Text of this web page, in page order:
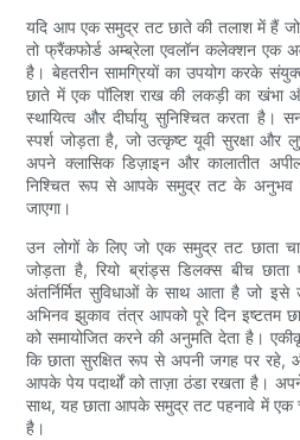
यदि आप एक समुद्र तट छाते की तलाश में हैं जो
तो फ्रैंकफोर्ड अम्ब्रेला एवलॉन कलेक्शन एक
है। बेहतरीन सामग्रियों का उपयोग करके
छाते में एक पॉलिश राख की लकड़ी का
स्थायित्व और दीर्घायु सुनिश्चित करता है।
स्पर्श जोड़ता है, जो उत्कृष्ट यूवी सुरक्षा और
अपने क्लासिक डिज़ाइन और कालातीत
निश्चित रूप से आपके समुद्र तट के अनुभव
जाएगा।
उन लोगों के लिए जो एक समुद्र तट छाता
जोड़ता है, रियो ब्रांड्स डिलक्स बीच
अंतर्निर्मित सुविधाओं के साथ आता है जो
अभिनव झुकाव तंत्र आपको पूरे दिन इष्टतम
को समायोजित करने की अनुमति देता है।
कि छाता सुरक्षित रूप से अपनी जगह पर रहे,
आपके पेय पदार्थों को ताज़ा ठंडा रखता है।
साथ, यह छाता आपके समुद्र तट पहनावे में एक
है।